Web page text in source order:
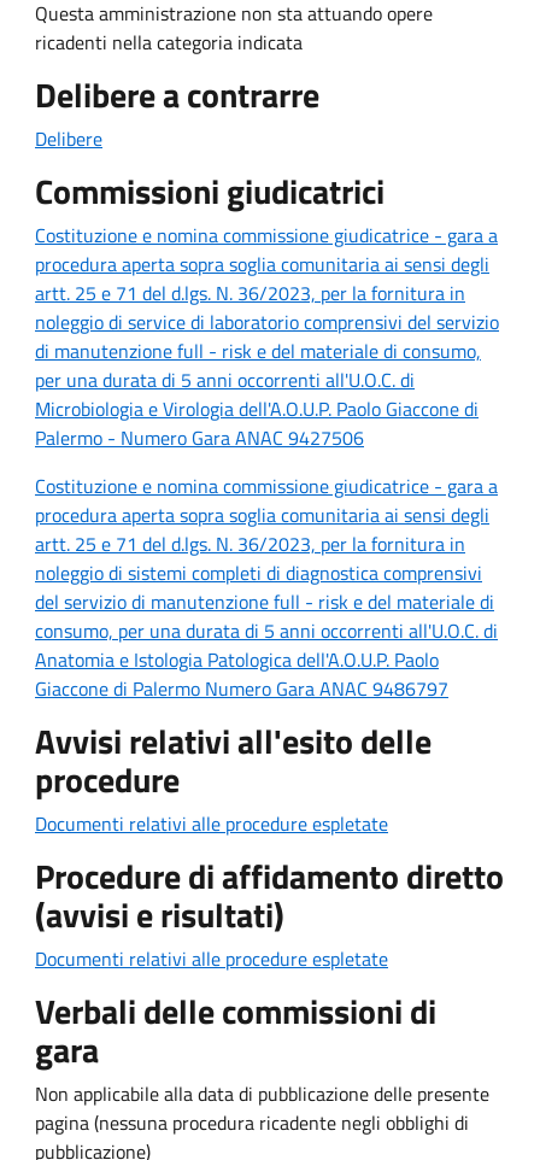
Questa amministrazione non sta attuando opere
ricadenti nella categoria indicata
Delibere a contrarre
Delibere
Commissioni giudicatrici
Costituzione e nomina commissione giudicatrice - gara a
procedura aperta sopra soglia comunitaria ai sensi degli
artt. 25 e 71 del d.lgs. N. 36/2023, per la fornitura in
noleggio di service di laboratorio comprensivi del servizio
di manutenzione full - risk e del materiale di consumo,
per una durata di 5 anni occorrenti all'U.O.C. di
Microbiologia e Virologia dell'A.O.U.P. Paolo Giaccone di
Palermo - Numero Gara ANAC 9427506
Costituzione e nomina commissione giudicatrice - gara a
procedura aperta sopra soglia comunitaria ai sensi degli
artt. 25 e 71 del d.lgs. N. 36/2023, per la fornitura in
noleggio di sistemi completi di diagnostica comprensivi
del servizio di manutenzione full - risk e del materiale di
consumo, per una durata di 5 anni occorrenti all'U.O.C. di
Anatomia e Istologia Patologica dell'A.O.U.P. Paolo
Giaccone di Palermo Numero Gara ANAC 9486797
Avvisi relativi all'esito delle
procedure
Documenti relativi alle procedure espletate
Procedure di affidamento diretto
(avvisi e risultati)
Documenti relativi alle procedure espletate
Verbali delle commissioni di
gara
Non applicabile alla data di pubblicazione delle presente
pagina (nessuna procedura ricadente negli obblighi di
pubblicazione)